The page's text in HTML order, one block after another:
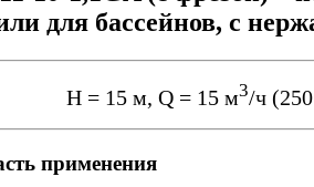
для бассейнов, с
Н = 15 м, Q = 15 м3/ч
применения